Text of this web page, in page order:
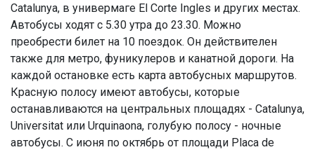
Catalunya, в универмаге El Corte Ingles и других местах.
Автобусы ходят с 5.30 утра до 23.30. Можно
преобрести билет на 10 поездок. Он действителен
также для метро, фуникулеров и канатной дороги. На
каждой остановке есть карта автобусных маршрутов.
Красную полосу имеют автобусы, которые
останавливаются на центральных площадях - Catalunya,
Universitat или Urquinaona, голубую полосу - ночные
автобусы. С июня по октябрь от площади Placa de